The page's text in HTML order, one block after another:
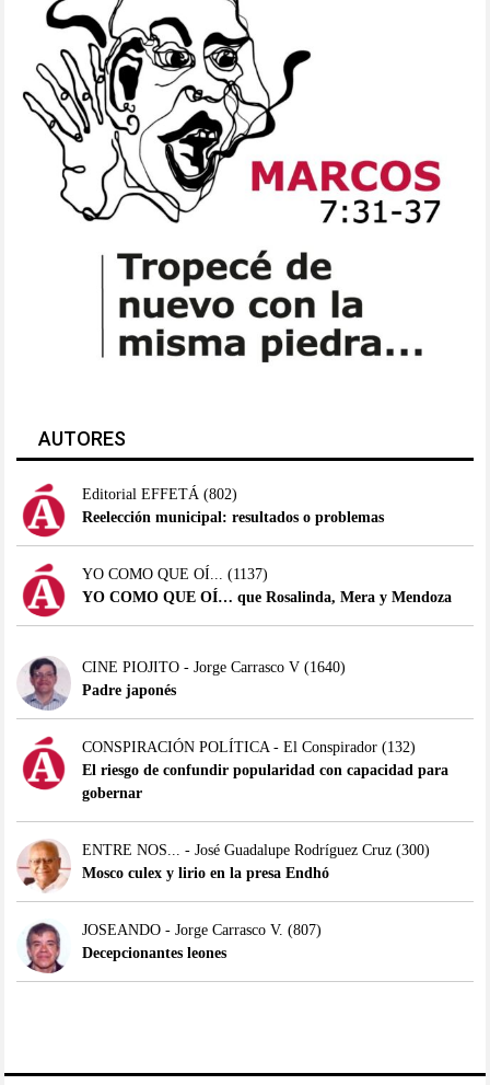
AUTORES
Editorial EFFETÁ(802)
Reelección municipal: resultados o problemas
YO COMO QUE OÍ... (1137)
YO COMO QUE OÍ… que Rosalinda, Mera y Mendoza
CINE PIOJITO - Jorge Carrasco V(1640)
Padre japonés
CONSPIRACIÓN POLÍTICA - El Conspirador(132)
El riesgo de confundir popularidad con capacidad para
gobernar
ENTRE NOS... - José Guadalupe Rodríguez Cruz(300)
Mosco culex y lirio en la presa Endhó
JOSEANDO - Jorge Carrasco V. (807)
Decepcionantes leones